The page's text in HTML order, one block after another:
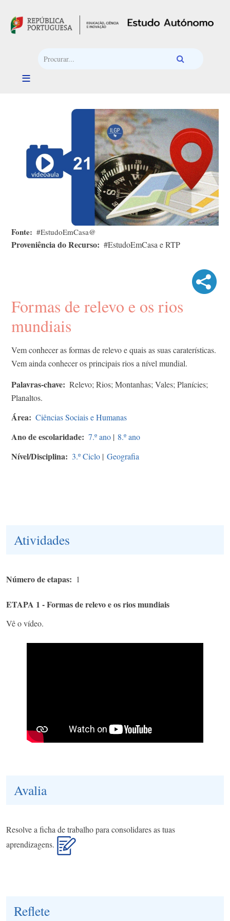
Fonte #EstudoEmCasa@
Proveniência do Recurso #EstudoEmCasa e RTP
Formas de relevo e os rios
mundiais
Vem conhecer as formas de relevo e quais as suas caraterísticas.
Vem ainda conhecer os principais rios a nível mundial.
Palavras-chave
Relevo; Rios; Montanhas; Vales; Planícies;
Planaltos.
Área Ciências Sociais e Humanas
Ano de escolaridade 7.º ano | 8.º ano
Nível/Disciplina 3.º Ciclo | Geografia
Atividades
Número de etapas 1
ETAPA 1 - Formas de relevo e os rios mundiais
Vê o vídeo.
Avalia
Resolve a ficha de trabalho para consolidares as tuas
aprendizagens.
Reflete